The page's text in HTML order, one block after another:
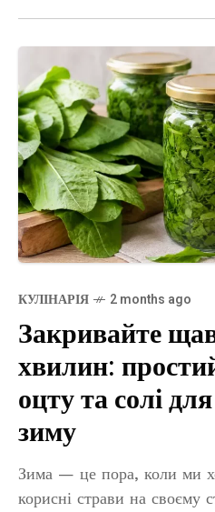
КУЛІНАРІЯ 2 months ago
Закривайте
хвилин:
оцту та солі
зиму
Зима — це пора, коли ми
корисні страви на своєму